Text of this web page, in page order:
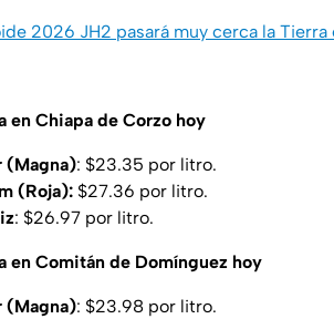
2026 JH2 pasará muy cerca la Tierra
en Chiapa de Corzo hoy
(Magna): $23.35 por litro.
(Roja): $27.36 por litro.
: $26.97 por litro.
en Comitán de Domínguez hoy
(Magna): $23.98 por litro.